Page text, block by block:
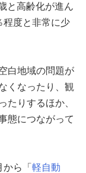
と高齢化が進ん
程度と非常に少
白地域の問題が
くなったり、観
たりするほか、
態につながって
ら「 軽自動